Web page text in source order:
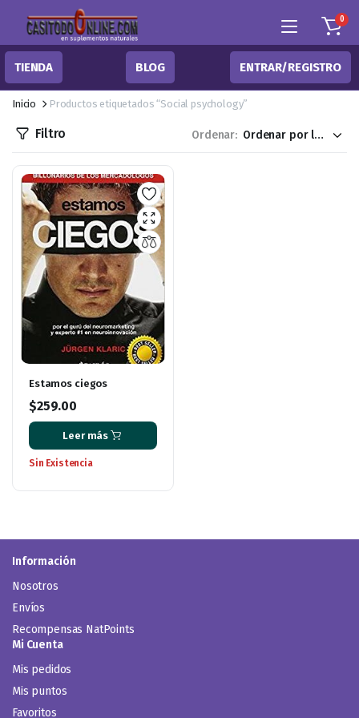
0
TIENDA BLOG ENTRAR/REGISTRO
Inicio Productos etiquetados “Social psychology”
Filtro Ordenar:
Estamos ciegos
$259.00
Leer más
Sin Existencia
Información
Nosotros
Envíos
Recompensas NatPoints
Mi Cuenta
Mis pedidos
Mis puntos
Favoritos